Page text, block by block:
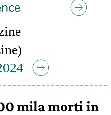
mila morti in